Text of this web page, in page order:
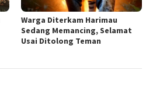
Warga Diterkam Harimau
Sedang Memancing, Selamat
Usai Ditolong Teman